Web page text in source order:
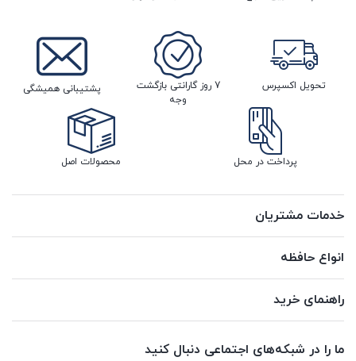
تحویل اکسپرس
7 روز گارانتی بازگشت
وجه
پشتیبانی همیشگی
پرداخت در محل محصولات اصل
خدمات مشتریان
انواع حافظه
راهنمای خرید
ما را در شبکه‌های اجتماعی دنبال کنید